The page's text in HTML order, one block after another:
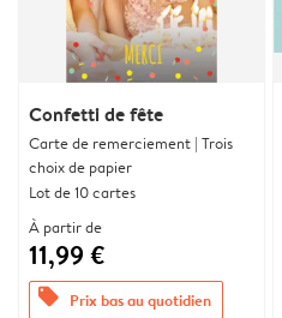
Confetti de fête
Carte de remerciement | Trois
choix de papier
Lot de 10 cartes
À partir de
11,99 €
offers Prix bas au quotidien